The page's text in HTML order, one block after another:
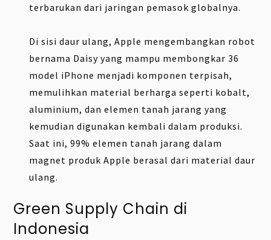
terbarukan dari jaringan pemasok globalnya.
Di sisi daur ulang, Apple mengembangkan robot
bernama Daisy yang mampu membongkar 36
model iPhone menjadi komponen terpisah,
memulihkan material berharga seperti kobalt,
aluminium, dan elemen tanah jarang yang
kemudian digunakan kembali dalam produksi.
Saat ini, 99% elemen tanah jarang dalam
magnet produk Apple berasal dari material daur
ulang.
Green Supply Chain di
Indonesia